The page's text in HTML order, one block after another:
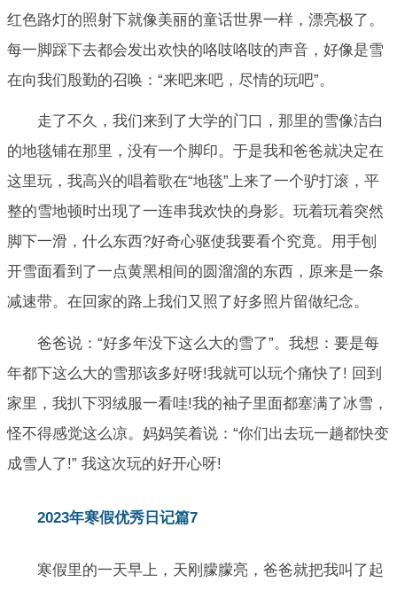
红色路灯的照射下就像美丽的童话世界一样，漂亮极了。
每一脚踩下去都会发出欢快的咯吱咯吱的声音，好像是雪
在向我们殷勤的召唤：“来吧来吧，尽情的玩吧”。
走了不久，我们来到了大学的门口，那里的雪像洁白
的地毯铺在那里，没有一个脚印。于是我和爸爸就决定在
这里玩，我高兴的唱着歌在“地毯”上来了一个驴打滚，平
整的雪地顿时出现了一连串我欢快的身影。玩着玩着突然
脚下一滑，什么东西?好奇心驱使我要看个究竟。用手刨
开雪面看到了一点黄黑相间的圆溜溜的东西，原来是一条
减速带。在回家的路上我们又照了好多照片留做纪念。
爸爸说：“好多年没下这么大的雪了”。我想：要是每
年都下这么大的雪那该多好呀!我就可以玩个痛快了! 回到
家里，我扒下羽绒服一看哇!我的袖子里面都塞满了冰雪，
怪不得感觉这么凉。妈妈笑着说：“你们出去玩一趟都快变
成雪人了!” 我这次玩的好开心呀!
2023年寒假优秀日记篇7
寒假里的一天早上，天刚朦朦亮，爸爸就把我叫了起